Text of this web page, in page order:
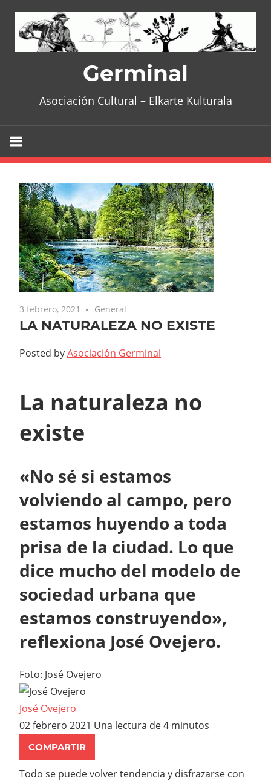
content
Germinal
Asociación Cultural – Elkarte Kulturala
3 febrero, 2021 General
LA NATURALEZA NO EXISTE
Posted byAsociación Germinal
La naturaleza no
existe
«No sé si estamos
volviendo al campo, pero
estamos huyendo a toda
prisa de la ciudad. Lo que
dice mucho del modelo de
sociedad urbana que
estamos construyendo»,
reflexiona José Ovejero.
Foto: José Ovejero
José Ovejero
02 febrero 2021 Una lectura de 4 minutos
COMPARTIR
Todo se puede volver tendencia y disfrazarse con